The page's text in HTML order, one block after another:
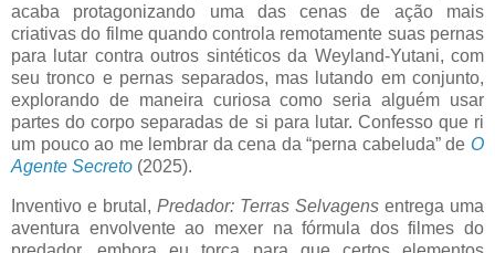
acaba protagonizando uma das cenas de ação mais
criativas do filme quando controla remotamente suas pernas
para lutar contra outros sintéticos da Weyland-Yutani, com
seu tronco e pernas separados, mas lutando em conjunto,
explorando de maneira curiosa como seria alguém usar
partes do corpo separadas de si para lutar. Confesso que ri
um pouco ao me lembrar da cena da “perna cabeluda” de O
Agente Secreto (2025).
Inventivo e brutal, Predador: Terras Selvagens entrega uma
aventura envolvente ao mexer na fórmula dos filmes do